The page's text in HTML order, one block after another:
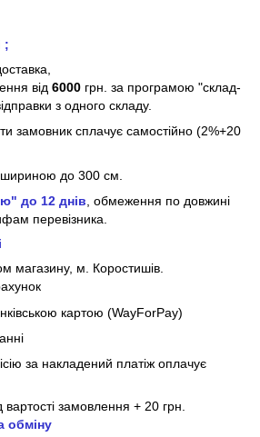
;
від 6000 грн. за програмою "склад-
з одного складу.
замовник сплачує самостійно (2%+20
шириною до 300 см.
до 12 днів , обмеження по довжині
перевізника.
магазину, м.
Коростишів.
картою (WayForPay)
за накладений платіж оплачує
вартості замовлення + 20 грн.
обміну